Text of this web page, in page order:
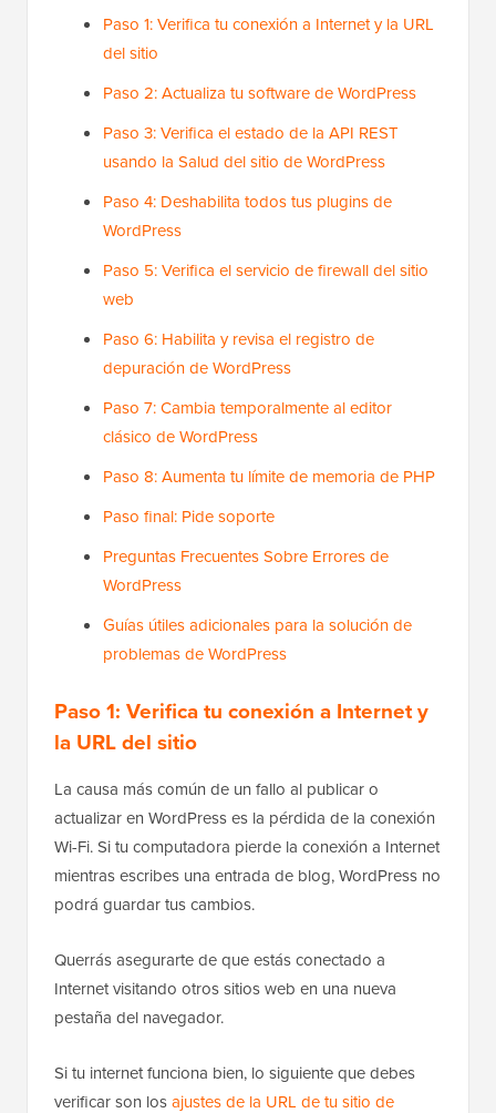
Paso 1: Verifica tu conexión a Internet y la URL
del sitio
Paso 2: Actualiza tu software de WordPress
Paso 3: Verifica el estado de la API REST
usando la Salud del sitio de WordPress
Paso 4: Deshabilita todos tus plugins de
WordPress
Paso 5: Verifica el servicio de firewall del sitio
web
Paso 6: Habilita y revisa el registro de
depuración de WordPress
Paso 7: Cambia temporalmente al editor
clásico de WordPress
Paso 8: Aumenta tu límite de memoria de PHP
Paso final: Pide soporte
Preguntas Frecuentes Sobre Errores de
WordPress
Guías útiles adicionales para la solución de
problemas de WordPress
Paso 1: Verifica tu conexión a Internet y
la URL del sitio
La causa más común de un fallo al publicar o
actualizar en WordPress es la pérdida de la conexión
Wi-Fi. Si tu computadora pierde la conexión a Internet
mientras escribes una entrada de blog, WordPress no
podrá guardar tus cambios.
Querrás asegurarte de que estás conectado a
Internet visitando otros sitios web en una nueva
pestaña del navegador.
Si tu internet funciona bien, lo siguiente que debes
verificar son losajustes de la URL de tu sitio de